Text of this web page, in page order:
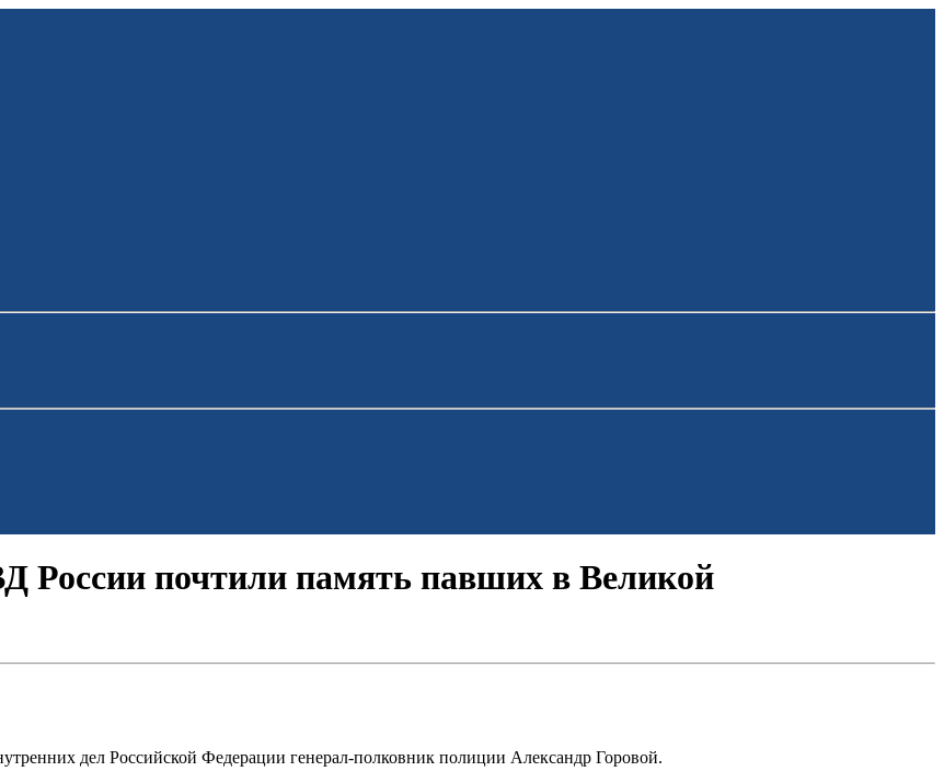
России почтили память павших в Великой
дел Российской Федерации генерал-полковник полиции Александр Горовой.